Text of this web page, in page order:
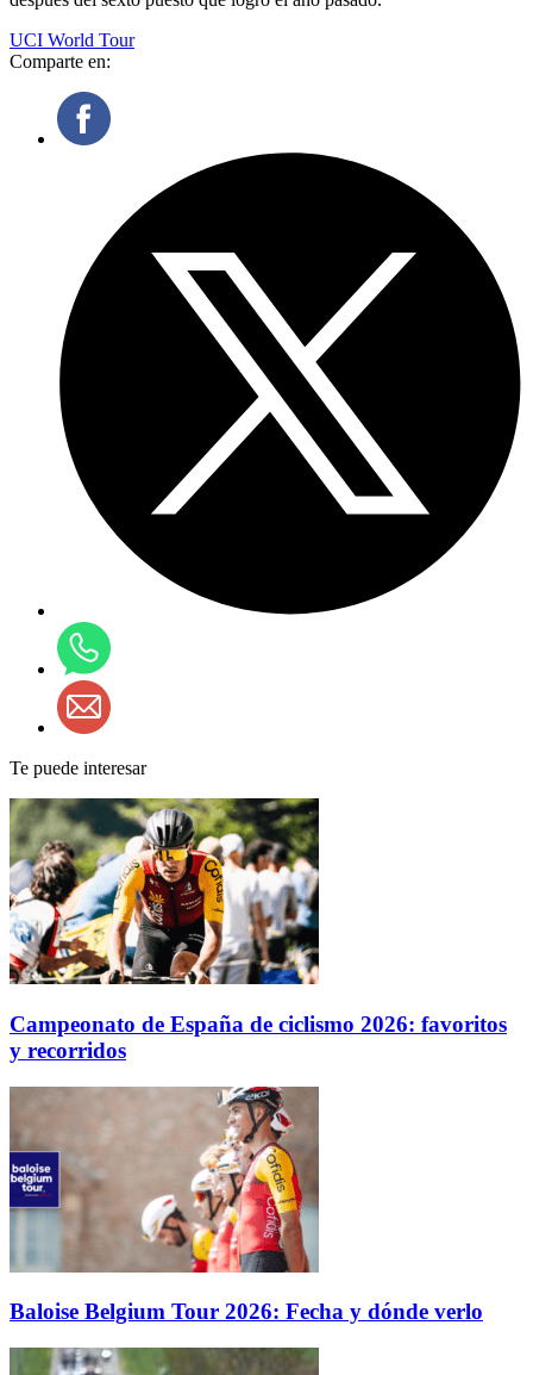
UCI World Tour
Comparte en:
Te puede interesar
Campeonato de España de ciclismo 2026: favoritos
y recorridos
Baloise Belgium Tour 2026: Fecha y dónde verlo